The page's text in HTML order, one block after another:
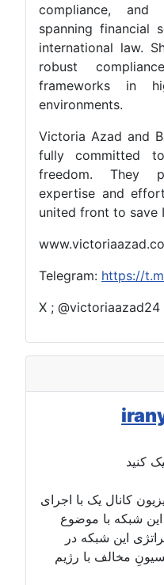
compliance, and
spanning financial
international law.
robust
frameworks in
environments.
Victoria Azad and
fully committed
freedom. They
expertise and
united front to save
Telegram: https://
X ; @victoriaazad24
کنید
کانال یک با اجرای
شبکه با موضوع
این شبکه در
مخالف با رژیم